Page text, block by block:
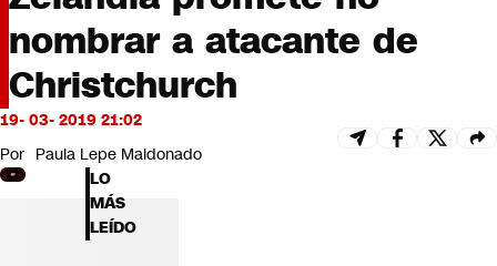
Futuro 360
Opinión
nombrar a atacante de
Christchurch
19- 03- 2019 21:02
Por Paula Lepe Maldonado
LO
MÁS
LEÍDO